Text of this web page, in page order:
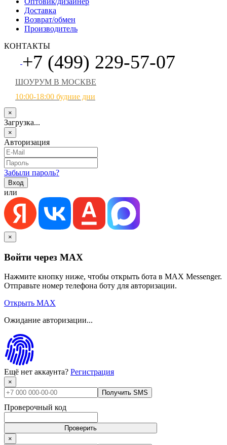
Доставка
Возврат/обмен
Производитель
КОНТАКТЫ
+7 (499) 229-57-07
ШОУРУМ В МОСКВЕ
10:00-18:00 будние дни
×
Загрузка...
×
Авторизация
Забыли пароль?
или
×
Войти через MAX
Нажмите кнопку ниже, чтобы открыть бота в MAX Messenger.
Отправьте номер телефона боту для авторизации.
Открыть MAX
Ожидание авторизации...
Ещё нет аккаунта? Регистрация
×
Получить SMS
Проверочный код
Проверить
×